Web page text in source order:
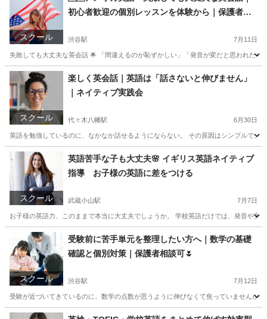
スクール
初心者歓迎の個別レッスンを体験から｜保護者相
渋谷駅 7月11日
失敗しても大丈夫な英会話 🌟 「間違えるのが恥ずかしい」「発音が変だと思われた
東京 渋谷区 渋谷駅 英会話 レッスン
スクール
楽しく英会話｜英語は「話さないと伸びません」
｜ネイティブ実践会
代々木八幡駅 6月30日
英語を勉強しているのに、なかなか話せるようにならない。 その原因はシンプルで
東京 港区 代々木八幡駅 英検 ネイティブ
スクール
英語苦手な子も大丈夫🌸 イギリス英語ネイティブ
指導 お子様の英語に差をつける
武蔵小山駅 7月7日
お子様の英語力、このままで本当に大丈夫でしょうか。 学校英語だけでは、発音や
目黒区 武蔵小山駅 英会話 イギリス英語
スクール
受験前に苦手単元を整理したい方へ｜数学の基礎
確認と個別対策｜保護者相談可🌷
渋谷駅 7月12日
受験が近づいてきているのに、数学の点数が思うように伸びなくて焦っていませんか
東京 渋谷区 渋谷駅 家庭教師 数学